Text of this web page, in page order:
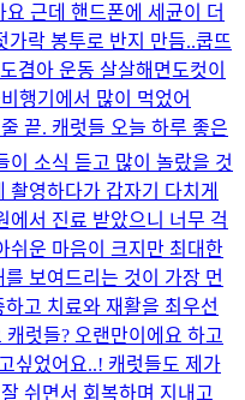
근데 핸드폰에 세균이 더
가락 봉투로 반지 만듬..쿱뜨
겸아 운동 살살해 면도컷이
비행기에서 많이 먹었어
끝. 캐럿들 오늘 하루 좋은
이 소식 듣고 많이 놀랐을 것
영하다가 갑자기 다치게
에서 진료 받았으니 너무 걱
쉬운 마음이 크지만 최대한
보여드리는 것이 가장 먼
고 치료와 재활을 최우선
럿들? 오랜만이에요 하고
싶었어요..! 캐럿들도 제가
쉬면서 회복하며 지내고